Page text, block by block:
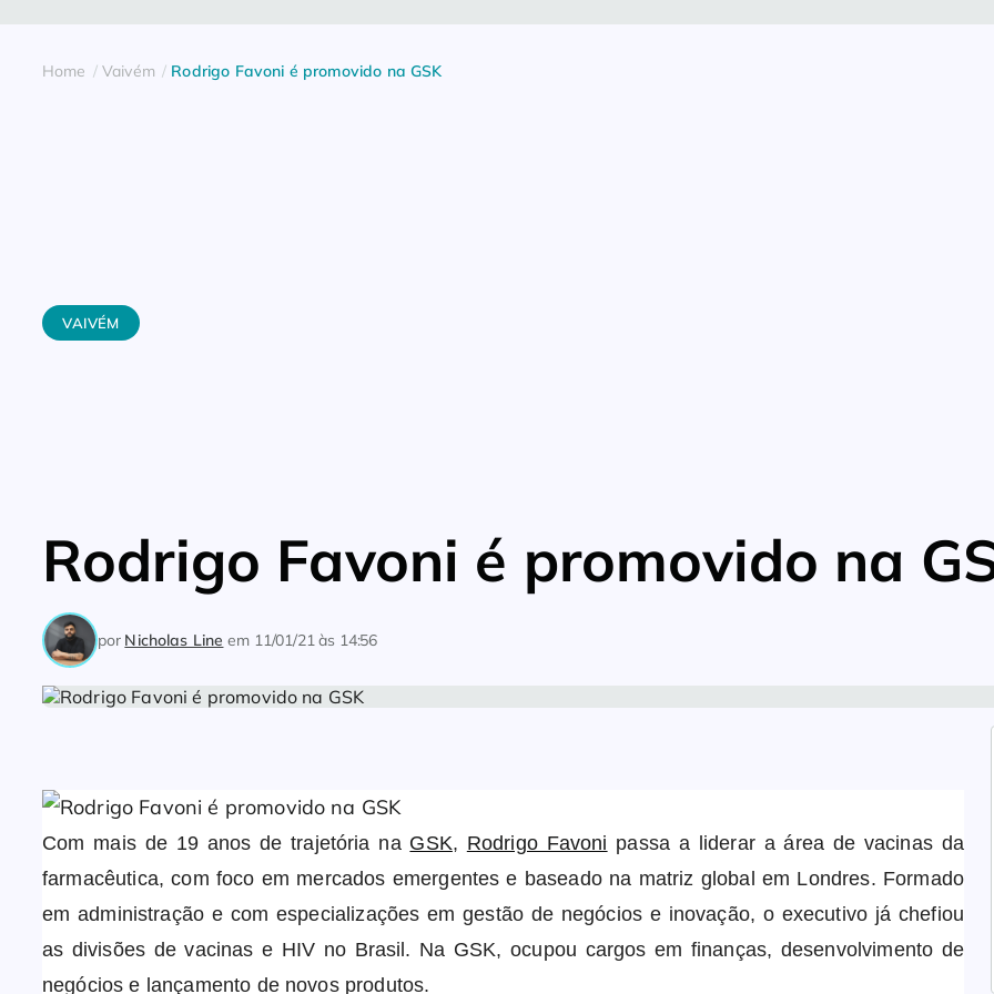
Home Vaivém Rodrigo Favoni é promovido na GSK
VAIVÉM
Rodrigo Favoni é promovido na
por Nicholas Line em 11/01/21 às 14:56
Com mais de 19 anos de trajetória na GSK, Rodrigo Favoni passa a liderar a área de vacinas da
farmacêutica, com foco em mercados emergentes e baseado na matriz global em Londres. Formado
em administração e com especializações em gestão de negócios e inovação, o executivo já chefiou
as divisões de vacinas e HIV no Brasil. Na GSK, ocupou cargos em finanças, desenvolvimento de
negócios e lançamento de novos produtos.